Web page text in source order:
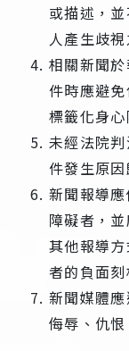
或描述，
人產生歧
相關新聞
件時應避
標籤化身心
未經法院
件發生原
新聞報導
障礙者，
其他報導
者的負面刻
新聞媒體
侮辱、仇